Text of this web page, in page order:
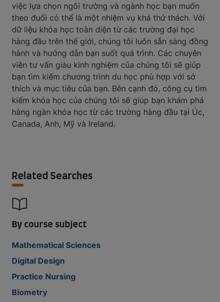
việc lựa chọn ngôi trường và ngành học bạn muốn
theo đuổi có thể là một nhiệm vụ khá thử thách. Với
dữ liệu khóa học toàn diện từ các trường đại học
hàng đầu trên thế giới, chúng tôi luôn sẵn sàng đồng
hành và hướng dẫn bạn suốt quá trình. Các chuyên
viên tư vấn giàu kinh nghiệm của chúng tôi sẽ giúp
bạn tìm kiếm chương trình du học phù hợp với sở
thích và mục tiêu của bạn. Bên cạnh đó, công cụ tìm
kiếm khóa học của chúng tôi sẽ giúp bạn khám phá
hàng ngàn khóa học từ các trường hàng đầu tại Úc,
Canada, Anh, Mỹ và Ireland.
Related Searches
By course subject
Mathematical Sciences
Digital Design
Practice Nursing
Biometry